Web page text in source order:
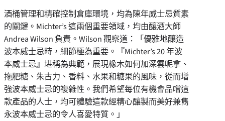
酒桶管理和精確控制倉庫環境，均為陳年威士忌質素
的關鍵。Michter’s 這兩個重要領域，均由釀酒大師
Andrea Wilson 負責。Wilson 觀察道：「優雅地釀造
波本威士忌時，細節極為重要。『Michter’s 20 年波
本威士忌』堪稱為典範，展現橡木如何加深雲呢拿、
拖肥糖、朱古力、香料、水果和糖果的風味，從而增
強波本威士忌的複雜性。我們希望每位有機會品嚐這
款產品的人士，均可體驗這款經精心釀製而美好兼雋
永波本威士忌的令人喜愛特質。」